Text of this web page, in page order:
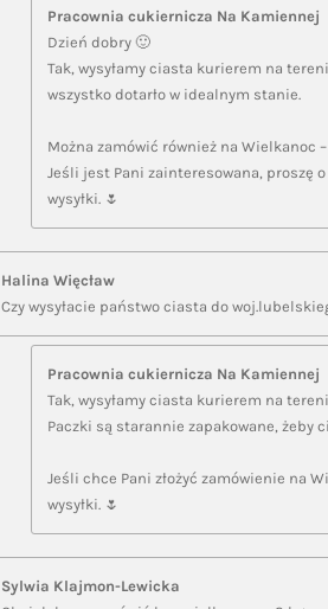
Pracownia cukiernicza Na Kamiennej
Dzień dobry 🙂
Tak, wysyłamy ciasta kurierem na
wszystko dotarło w idealnym stanie.
Można zamówić również na Wielkanoc
Jeśli jest Pani zainteresowana, proszę
wysyłki. 🌷
Halina Więcław
Czy wysyłacie państwo ciasta do
Pracownia cukiernicza Na Kamiennej
Tak, wysyłamy ciasta kurierem na
Paczki są starannie zapakowane, żeby
Jeśli chce Pani złożyć zamówienie na
wysyłki. 🌷
Sylwia Klajmon-Lewicka